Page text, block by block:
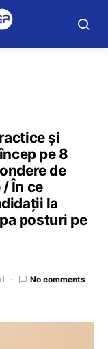
și
pe 8
de
În ce
la
posturi pe
No comments